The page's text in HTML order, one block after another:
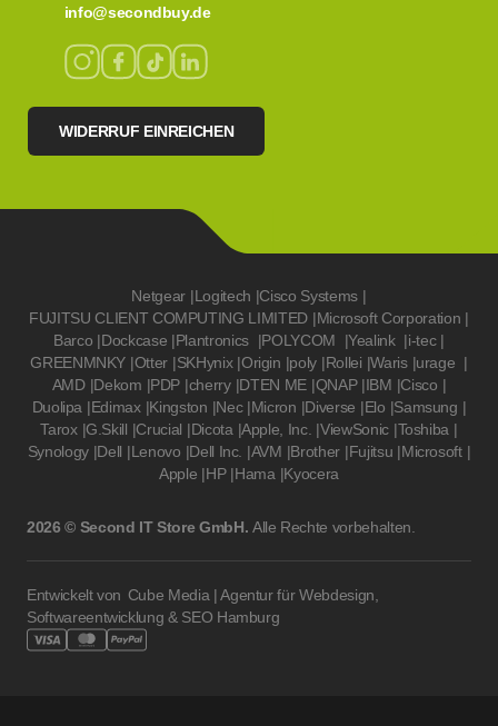
info@secondbuy.de
WIDERRUF EINREICHEN
Netgear |Logitech |Cisco Systems |
FUJITSU CLIENT COMPUTING LIMITED |Microsoft Corporation |
Barco |Dockcase |Plantronics |POLYCOM |Yealink |i-tec |
GREENMNKY |Otter |SKHynix |Origin |poly |Rollei |Waris |urage |
AMD |Dekom |PDP |cherry |DTEN ME |QNAP |IBM |Cisco |
Duolipa |Edimax |Kingston |Nec |Micron |Diverse |Elo |Samsung |
Tarox |G.Skill |Crucial |Dicota |Apple, Inc. |ViewSonic |Toshiba |
Synology |Dell |Lenovo |Dell Inc. |AVM |Brother |Fujitsu |Microsoft |
Apple |HP |Hama |Kyocera
2026 © Second IT Store GmbH. Alle Rechte vorbehalten.
Entwickelt von Cube Media | Agentur für Webdesign,
Softwareentwicklung & SEO Hamburg